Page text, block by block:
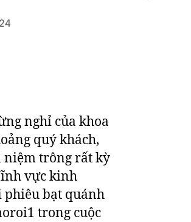
nghỉ của khoa
quý khách,
niệm trông rất kỳ
vực kinh
phiêu bạt quánh
trong cuộc